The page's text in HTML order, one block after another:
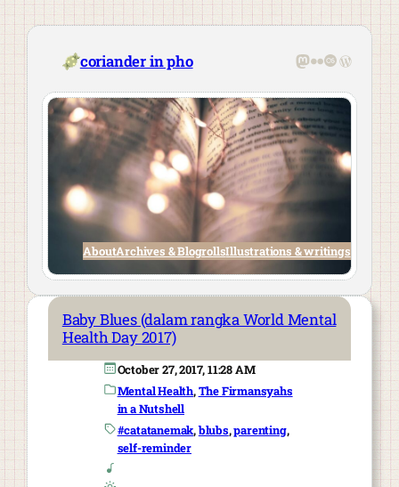
Skip
content
coriander in pho Mastodon
Flickr
Last.fm
AboutArchives & BlogrollsIllustrations & writings
Baby Blues (dalam rangka World Mental
Health Day 2017)
October 27, 2017, 11:28 AM
Mental Health, The Firmansyahs
in a Nutshell
#catatanemak, blubs, parenting,
self-reminder